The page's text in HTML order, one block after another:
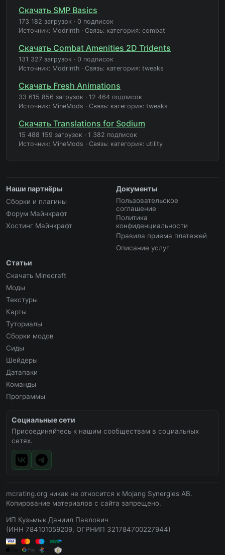
Скачать SMP Basics
173 182 загрузок · 0 подписок
Источник: Modrinth · Связь: категория: combat
Скачать Combat Amenities 2D Tridents
131 327 загрузок · 0 подписок
Источник: Modrinth · Связь: категория: tweaks
Скачать Fresh Animations
33 615 856 загрузок · 12 464 подписок
Источник: MineMods · Связь: категория: tweaks
Скачать Translations for Sodium
15 488 159 загрузок · 1 382 подписок
Источник: MineMods · Связь: категория: utility
Наши партнёры
Сборки и плагины
Форум Майнкрафт
Хостинг Майнкрафт
Документы
Пользовательское
соглашение
Политика
конфиденциальности
Правила приема платежей
Описание услуг
Статьи
Скачать Minecraft
Моды
Текстуры
Карты
Туториалы
Сборки модов
Сиды
Шейдеры
Датапаки
Команды
Программы
Социальные сети
Присоединяйтесь к нашим сообществам в социальных
сетях.
mcrating.org никак не относится к Mojang Synergies AB.
Копирование материалов с сайта запрещено.
ИП Кузьмык Даниил Павлович
(ИНН 784101059209, ОГРНИП 321784700227944)